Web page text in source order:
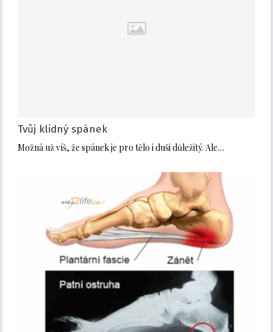
Tvůj klidný spánek
Možná už víš, že spánek je pro tělo i duši důležitý. Ale…